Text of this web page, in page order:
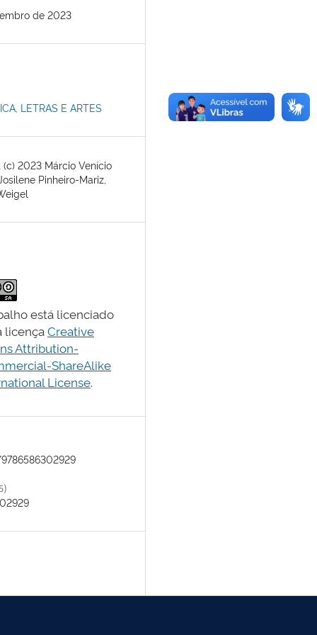
de 2023
LETRAS E ARTES
2023 Márcio Venício
Pinheiro-Mariz,
está licenciado
licençaCreative
Attribution-
ShareAlike
License.